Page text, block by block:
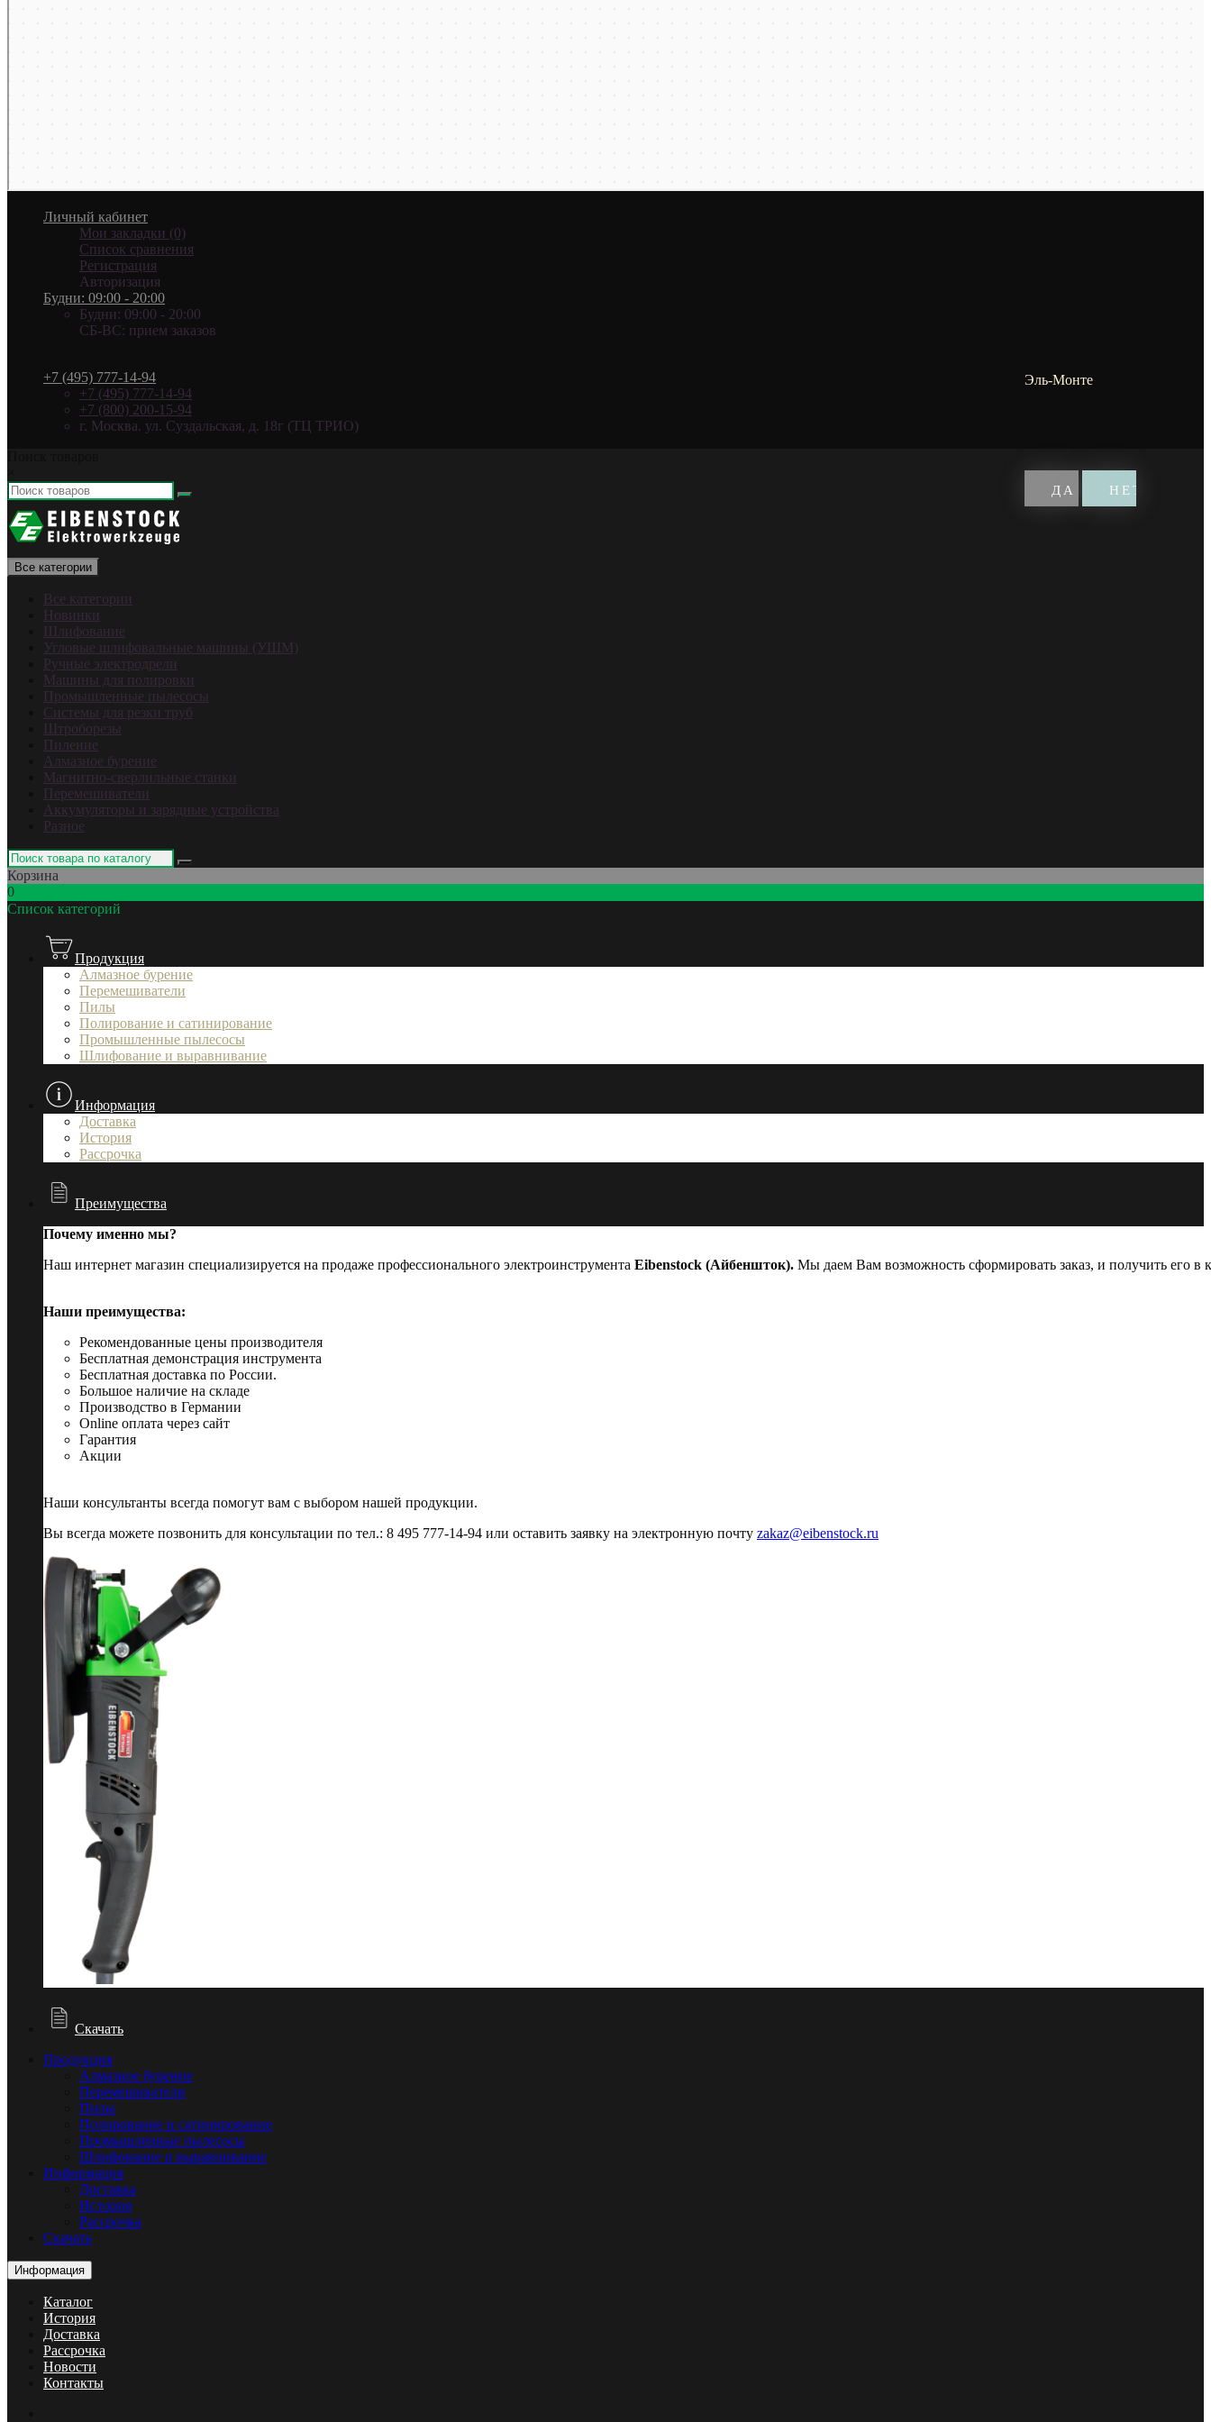
Личный кабинет
Мои закладки (0)
Список сравнения
Регистрация
Авторизация
Будни: 09:00 - 20:00
Будни: 09:00 - 20:00
СБ-ВС: прием заказов
Эль-Монте
+7 (495) 777-14-94
+7 (495) 777-14-94
+7 (800) 200-15-94
г. Москва. ул. Суздальская, д. 18г (ТЦ ТРИО)
Все категории
Все категории
Новинки
Шлифование
Угловые шлифовальные машины (УШМ)
Ручные электродрели
Машины для полировки
Промышленные пылесосы
Системы для резки труб
Штроборезы
Пиление
Алмазное бурение
Магнитно-сверлильные станки
Перемешиватели
Аккумуляторы и зарядные устройства
Разное
Корзина
0
Список категорий
Продукция
Алмазное бурение
Перемешиватели
Пилы
Полирование и сатинирование
Промышленные пылесосы
Шлифование и выравнивание
Информация
Доставка
История
Рассрочка
Преимущества
Почему именно мы?
Наш интернет магазин специализируется на продаже профессионального электроинструмента Eibenstock (Айбеншток). Мы даем Вам возможность сформировать заказ, и получить его в
Наши преимущества:
Рекомендованные цены производителя
Бесплатная демонстрация инструмента
Бесплатная доставка по России.
Большое наличие на складе
Производство в Германии
Online оплата через сайт
Гарантия
Акции
Наши консультанты всегда помогут вам с выбором нашей продукции.
Вы всегда можете позвонить для консультации по тел.: 8 495 777-14-94 или оставить заявку на электронную почту zakaz@eibenstock.ru
Скачать
Продукция
Алмазное бурение
Перемешиватели
Пилы
Полирование и сатинирование
Промышленные пылесосы
Шлифование и выравнивание
Информация
Доставка
История
Рассрочка
Скачать
Информация
Каталог
История
Доставка
Рассрочка
Новости
Контакты